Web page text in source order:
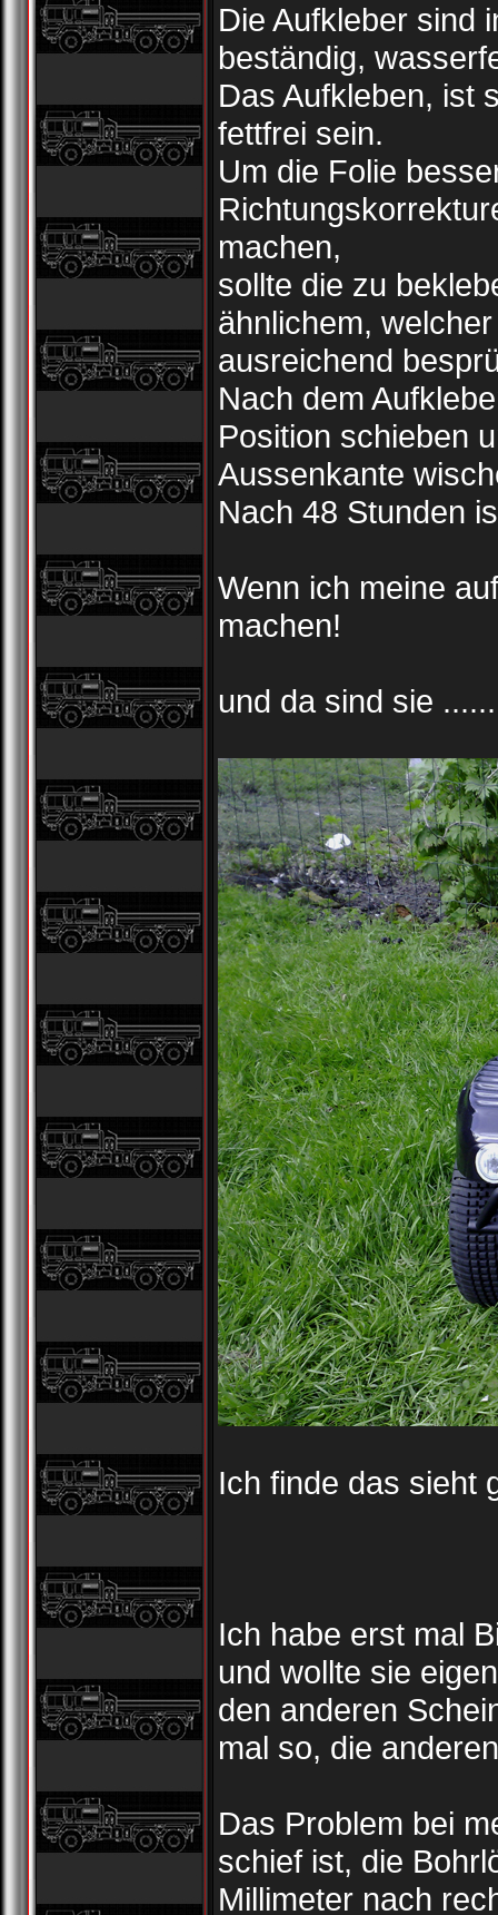
Die Aufkleber sind
beständig,
Das Aufkleben, ist
fettfrei sein.
Um die Folie
machen,
sollte die zu
ähnlichem,
ausreichend
Nach dem
Position schieben
Aussenkante
Nach 48 Stunden
Wenn ich meine
machen!
und da sind sie
Ich finde das sieht
Ich habe erst mal
und wollte sie
den anderen
mal so, die
Das Problem bei
schief ist, die
Millimeter nach